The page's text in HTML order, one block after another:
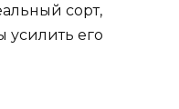
сорт,
усилить его